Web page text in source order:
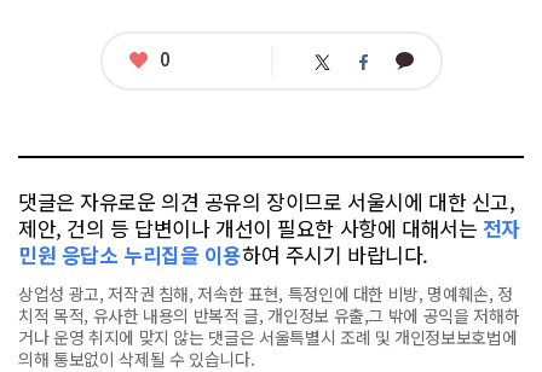
좋
0 트 페 카
댓글은 자유로운 의견 공유의 장이므로 서울시에 대한 신고,
제안, 건의 등 답변이나 개선이 필요한 사항에 대해서는 전자
민원 응답소 누리집을 이용하여 주시기 바랍니다.
상업성 광고, 저작권 침해, 저속한 표현, 특정인에 대한 비방, 명예훼손, 정
치적 목적, 유사한 내용의 반복적 글, 개인정보 유출,그 밖에 공익을 저해하
거나 운영 취지에 맞지 않는 댓글은 서울특별시 조례 및 개인정보보호법에
의해 통보없이 삭제될 수 있습니다.